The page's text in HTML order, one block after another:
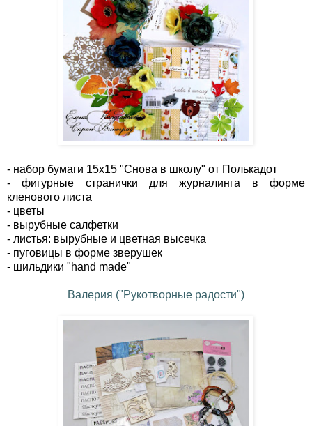
- набор бумаги 15х15 "Снова в школу" от Полькадот
- фигурные странички для журналинга в форме
кленового листа
- цветы
- вырубные салфетки
- листья: вырубные и цветная высечка
- пуговицы в форме зверушек
- шильдики "hand made"
Валерия ("Рукотворные радости")